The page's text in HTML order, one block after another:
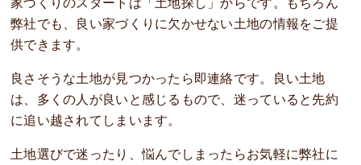
弊社でも、良い家づくりに欠かせない土地の情報をご提
供できます。
良さそうな土地が見つかったら即連絡です。良い土地
は、多くの人が良いと感じるもので、迷っていると先約
に追い越されてしまいます。
土地選びで迷ったり、悩んでしまったらお気軽に弊社に